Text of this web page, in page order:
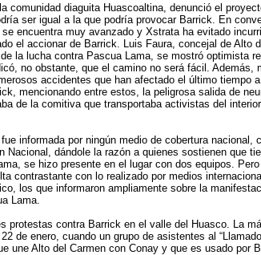
comunidad diaguita Huascoaltina, denunció el
ser igual a la que podría provocar Barrick. En
encuentra muy avanzado y Xstrata ha evitado
el accionar de Barrick. Luis Faura, concejal de Alto
la lucha contra Pascua Lama, se mostró optimista
no obstante, que el camino no será fácil. Además,
accidentes que han afectado el último tiempo
mencionando entre estos, la peligrosa salida de
de la comitiva que transportaba activistas del
informada por ningún medio de cobertura nacional,
Nacional, dándole la razón a quienes sostienen que
se hizo presente en el lugar con dos equipos.
contrastante con lo realizado por medios
los que informaron ampliamente sobre la
Lama.
protestas contra Barrick en el valle del Huasco. La
de enero, cuando un grupo de asistentes al
une Alto del Carmen con Conay y que es usado por